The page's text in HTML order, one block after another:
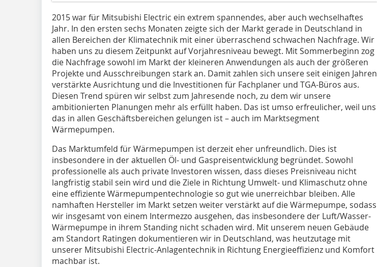
2015 war für Mitsubishi Electric ein extrem spannendes, aber auch wechselhaftes
Jahr. In den ersten sechs Monaten zeigte sich der Markt gerade in Deutschland in
allen Bereichen der Klimatechnik mit einer überraschend schwachen Nachfrage. Wir
haben uns zu diesem Zeitpunkt auf Vorjahresniveau bewegt. Mit Sommerbeginn zog
die Nachfrage sowohl im Markt der kleineren Anwendungen als auch der größeren
Projekte und Ausschreibungen stark an. Damit zahlen sich unsere seit einigen Jahren
verstärkte Ausrichtung und die Investitionen für Fachplaner und TGA-Büros aus.
Diesen Trend spüren wir selbst zum Jahresende noch, zu dem wir unsere
ambitionierten Planungen mehr als erfüllt haben. Das ist umso erfreulicher, weil uns
das in allen Geschäftsbereichen gelungen ist – auch im Marktsegment
Wärmepumpen.
Das Marktumfeld für Wärmepumpen ist derzeit eher unfreundlich. Dies ist
insbesondere in der aktuellen Öl- und Gaspreisentwicklung begründet. Sowohl
professionelle als auch private Investoren wissen, dass dieses Preisniveau nicht
langfristig stabil sein wird und die Ziele in Richtung Umwelt- und Klimaschutz ohne
eine effiziente Wärmepumpentechnologie so gut wie unerreichbar bleiben. Alle
namhaften Hersteller im Markt setzen weiter verstärkt auf die Wärmepumpe, sodass
wir insgesamt von einem Intermezzo ausgehen, das insbesondere der Luft/Wasser-
Wärmepumpe in ihrem Standing nicht schaden wird. Mit unserem neuen Gebäude
am Standort Ratingen dokumentieren wir in Deutschland, was heutzutage mit
unserer Mitsubishi Electric-Anlagentechnik in Richtung Energieeffizienz und Komfort
machbar ist.